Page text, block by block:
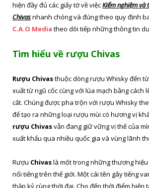
hiện đầy đủ các giấy tờ về việcKiểm nghiệm
Chivasnhanh chóng và đúng theo quy định
C.A.O Media theo dõi tiếp những thông tin
Tìm hiểu về rượu Chivas
Rượu Chivasthuộc dòng rượu Whisky đến
xuất từ ngũ cốc cùng với lúa mạch bằng cách
cất. Chúng được pha trộn với rượu Whisky
để tạo ra những loại rượu mùi có hương vị
rượu Chivasvẫn đang giữ vững vị thế của
xuất khẩu qua nhiều quốc gia và vùng lãnh
Rượu Chivaslà một trong những thương
nổi tiếng trên thế giới. Một cái tên gây tiếng
thập kỷ cùng thời đại. Cho đến thời điểm hiện